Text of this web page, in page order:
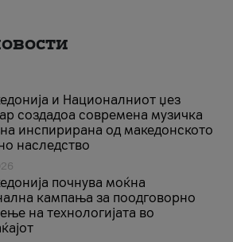
и Националниот џез
создадоа современа музичка
инспирирана од македонското
наследство
почнува моќна
кампања за поодговорно
на технологијата во